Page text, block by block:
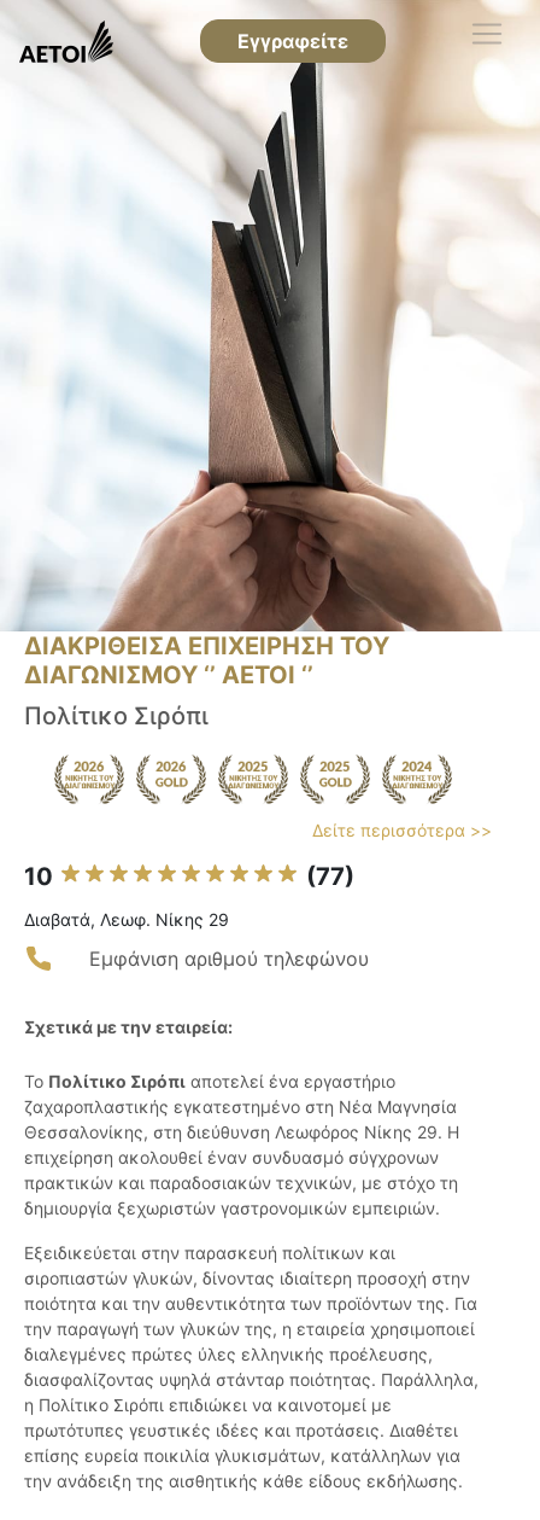
Εγγραφείτε
ΔΙΑΚΡΙΘΕΙΣΑ ΕΠΙΧΕΙΡΗΣΗ ΤΟΥ
ΔΙΑΓΩΝΙΣΜΟΥ ‘’ ΑΕΤΟΙ ‘’
Πολίτικο Σιρόπι
Δείτε περισσότερα >>
10 (77)
Διαβατά, Λεωφ. Νίκης 29
Εμφάνιση αριθμού τηλεφώνου
Σχετικά με την εταιρεία:
Το Πολίτικο Σιρόπι αποτελεί ένα εργαστήριο
ζαχαροπλαστικής εγκατεστημένο στη Νέα Μαγνησία
Θεσσαλονίκης, στη διεύθυνση Λεωφόρος Νίκης 29. Η
επιχείρηση ακολουθεί έναν συνδυασμό σύγχρονων
πρακτικών και παραδοσιακών τεχνικών, με στόχο τη
δημιουργία ξεχωριστών γαστρονομικών εμπειριών.
Εξειδικεύεται στην παρασκευή πολίτικων και
σιροπιαστών γλυκών, δίνοντας ιδιαίτερη προσοχή στην
ποιότητα και την αυθεντικότητα των προϊόντων της. Για
την παραγωγή των γλυκών της, η εταιρεία χρησιμοποιεί
διαλεγμένες πρώτες ύλες ελληνικής προέλευσης,
διασφαλίζοντας υψηλά στάνταρ ποιότητας. Παράλληλα,
η Πολίτικο Σιρόπι επιδιώκει να καινοτομεί με
πρωτότυπες γευστικές ιδέες και προτάσεις. Διαθέτει
επίσης ευρεία ποικιλία γλυκισμάτων, κατάλληλων για
την ανάδειξη της αισθητικής κάθε είδους εκδήλωσης.